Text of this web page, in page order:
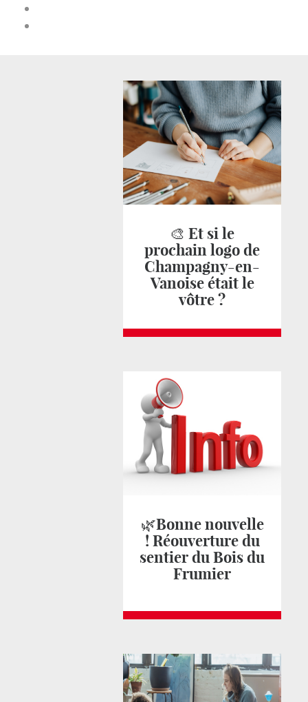
🎨 Et si le
prochain logo de
Champagny-en-
Vanoise était le
vôtre ?
🌿Bonne nouvelle
! Réouverture du
sentier du Bois du
Frumier